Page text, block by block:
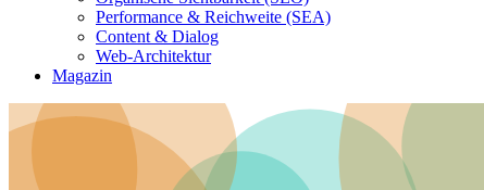
Performance & Reichweite (SEA)
Content & Dialog
Web-Architektur
Magazin